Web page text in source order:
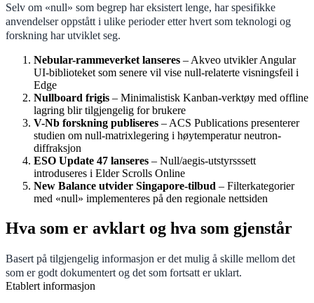
Selv om «null» som begrep har eksistert lenge, har spesifikke
anvendelser oppstått i ulike perioder etter hvert som teknologi og
forskning har utviklet seg.
Nebular-rammeverket lanseres – Akveo utvikler Angular
UI-biblioteket som senere vil vise null-relaterte visningsfeil i
Edge
Nullboard frigis – Minimalistisk Kanban-verktøy med offline
lagring blir tilgjengelig for brukere
V-Nb forskning publiseres – ACS Publications presenterer
studien om null-matrixlegering i høytemperatur neutron-
diffraksjon
ESO Update 47 lanseres – Null/aegis-utstyrsssett
introduseres i Elder Scrolls Online
New Balance utvider Singapore-tilbud – Filterkategorier
med «null» implementeres på den regionale nettsiden
Hva som er avklart og hva som gjenstår
Basert på tilgjengelig informasjon er det mulig å skille mellom det
som er godt dokumentert og det som fortsatt er uklart.
Etablert informasjon